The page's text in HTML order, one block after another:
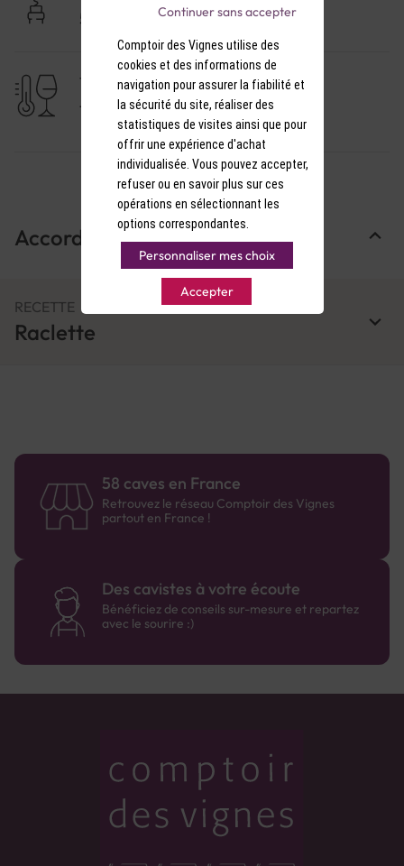
5 à 10 ans
TEMPÉRATURE DE SERVICE
17-18°C
Accords Mets & Vins
RECETTE
Raclette
58 caves en France
Retrouvez le réseau Comptoir des Vignes
partout en France !
Des cavistes à votre écoute
Bénéficiez de conseils sur-mesure et repartez
avec le sourire :)
Comptoir des Vignes utilise des
cookies et des informations de
navigation pour assurer la fiabilité et
la sécurité du site, réaliser des
statistiques de visites ainsi que pour
offrir une expérience d'achat
individualisée. Vous pouvez accepter,
refuser ou en savoir plus sur ces
opérations en sélectionnant les
options correspondantes.
Personnaliser mes choix
Accepter
Continuer sans accepter